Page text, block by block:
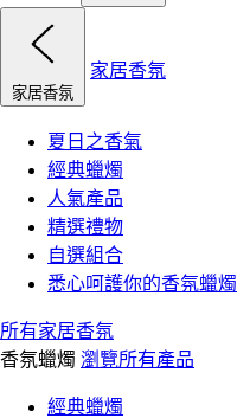
家居香氛
家居香氛
夏日之香氣
經典蠟燭
人氣產品
精選禮物
自選組合
悉心呵護你的香氛蠟燭
所有家居香氛
香氛蠟燭 瀏覽所有產品
經典蠟燭